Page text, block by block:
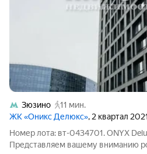
Зюзино
11 мин.
ЖК «Оникс Делюкс», 2 квартал 2021
Номер лота: вт-0434701. ONYX
Представляем вашему вниманию